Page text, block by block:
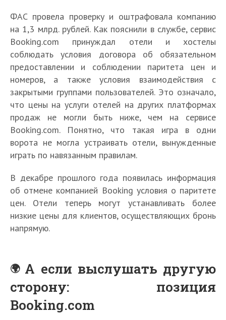
ФАС провела проверку и оштрафовала компанию
на 1,3 млрд. рублей. Как пояснили в службе, сервис
Booking.com принуждал отели и хостелы
соблюдать условия договора об обязательном
предоставлении и соблюдении паритета цен и
номеров, а также условия взаимодействия с
закрытыми группами пользователей. Это означало,
что цены на услуги отелей на других платформах
продаж не могли быть ниже, чем на сервисе
Booking.com. Понятно, что такая игра в одни
ворота не могла устраивать отели, вынужденные
играть по навязанным правилам.
В декабре прошлого года появилась информация
об отмене компанией Booking условия о паритете
цен. Отели теперь могут устанавливать более
низкие цены для клиентов, осуществляющих бронь
напрямую.
А если выслушать другую
сторону: позиция
Booking.com